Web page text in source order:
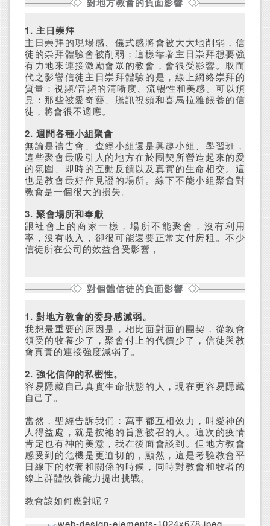
1. 主日崇拜
主日崇拜的現場感、儀式感將會被大大地削弱，信
徒的崇拜體驗會被削弱；這樣靠著主日崇拜想要強
有力地來連接激勵會眾的教會，會很受影響。取而
代之影響信徒主日崇拜體驗的是，線上網絡崇拜的
質量：視頻/音頻的清晰度、流暢性和美感。可以預
見：那些被愛奇藝、騰訊視頻和喜馬拉雅餵養的信
徒，將會很不適應。
2. 週間各種小組聚會
無論是禱告會、查經小組還是興趣小組、學習班，
這些聚會最吸引人的地方在於團契所營造起來的愛
的氛圍、即時的互動反饋以及真實的生命相交。這
也是教會最好作見證的場所。線下不能小組聚會對
教會是一個很大的損失。
3. 聚會場所和奉獻
跟社會上的商家一樣，場所不能聚會，沒有利用
率，沒有收入，卻很可能還要正常支付房租。不少
信徒所在公司的效益會受影響，
對個體信徒的負面影響
1. 對地方教會的委身感減弱。
我想最重要的原因是，相比面對面的團契，從教會
領受的牧養少了，聚會付上的代價少了，信徒與教
會真實的連接強度減弱了。
2. 強化信仰的私密性。
容易隱藏自己真實生命狀態的人，現在更容易隱藏
自己了。
當然，聖經告訴我們：萬事都互相效力，叫愛神的
人得益處，就是按祂的旨意被召的人。這次的疫情
肯定也有神的美意，我在後面會談到。但地方教會
感受到的危機是更迫切的，顯然，這是考驗教會平
日線下的牧養和關係的時候，同時對教會和牧者的
線上群體牧養能力提出挑戰。
教會該如何應對呢？